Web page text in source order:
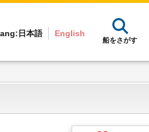
日本語 English
船をさがす